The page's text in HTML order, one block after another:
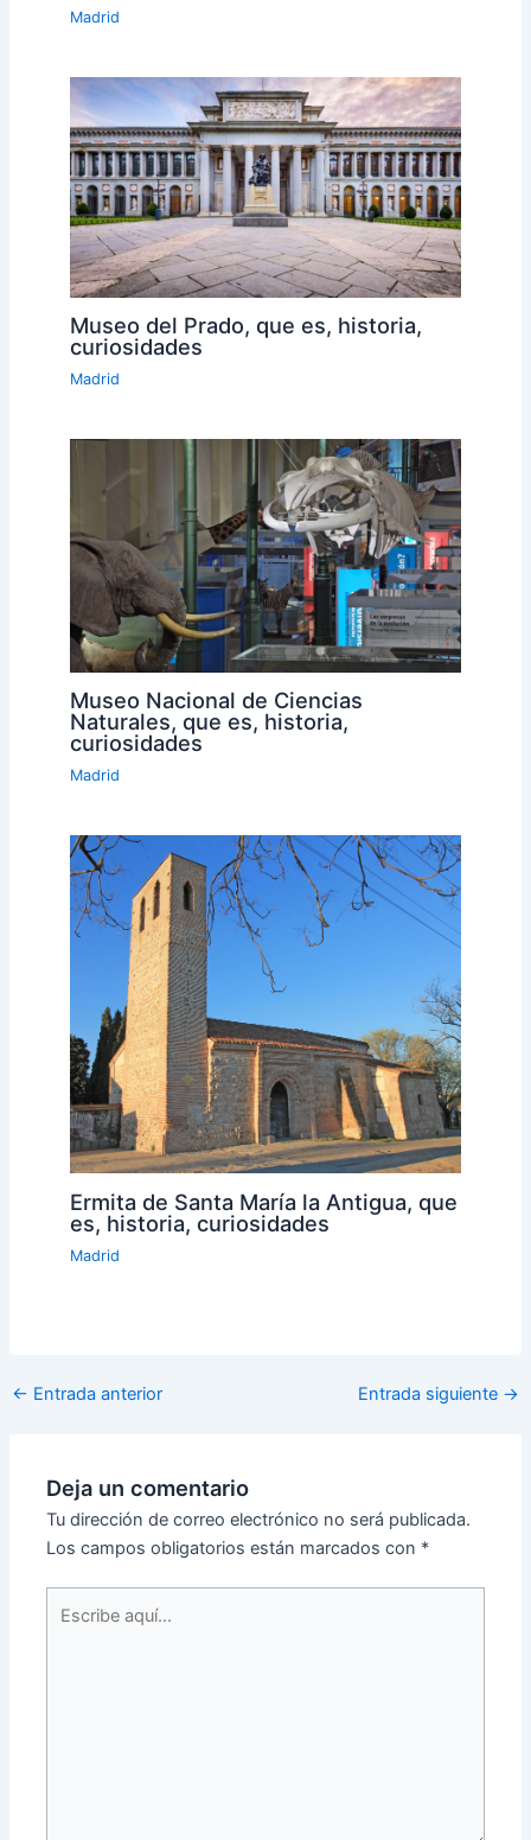
Madrid
Museo del Prado, que es, historia,
curiosidades
Madrid
Museo Nacional de Ciencias
Naturales, que es, historia,
curiosidades
Madrid
Ermita de Santa María la Antigua, que
es, historia, curiosidades
Madrid
← Entrada anterior Entrada siguiente →
Deja un comentario
Tu dirección de correo electrónico no será publicada.
Los campos obligatorios están marcados con *